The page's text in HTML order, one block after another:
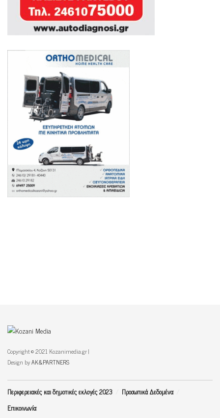
Copyright © 2021 Kozanimedia.gr |
Design byAK&PARTNERS
Περιφερειακές και δημοτικές εκλογές 2023
Προσωπικά Δεδομένα
Επικοινωνία